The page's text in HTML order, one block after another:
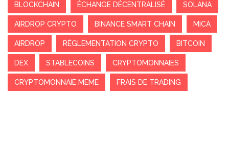
BLOCKCHAIN ÉCHANGE DÉCENTRALISÉ SOLANA
AIRDROP CRYPTO BINANCE SMART CHAIN MICA
AIRDROP RÉGLEMENTATION CRYPTO BITCOIN
DEX STABLECOINS CRYPTOMONNAIES
CRYPTOMONNAIE MEME FRAIS DE TRADING